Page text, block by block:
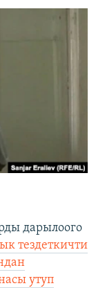
дарылоого
тездеткичти
утуп